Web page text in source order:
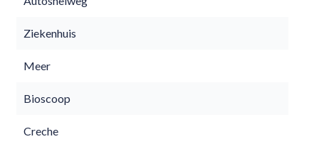
Ziekenhuis
Meer
Bioscoop
Creche